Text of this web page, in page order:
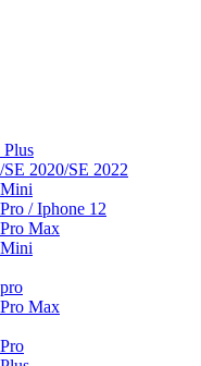
Plus
2020/SE 2022
/ Iphone 12
Max
Max